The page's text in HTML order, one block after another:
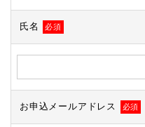
氏名 必須
お申込メールアドレス 必須